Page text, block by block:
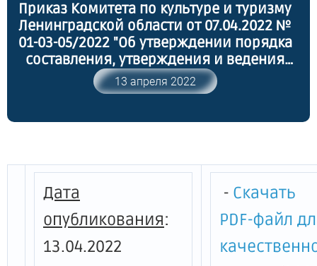
Приказ Комитета по культуре и туризму
Ленинградской области от 07.04.2022 №
01-03-05/2022 "Об утверждении порядка
составления, утверждения и ведения
бюджетных смет государственных
казенных учреждений,
культуре и туризму Ленинградской
приказа комитета по культуре
Ленинградской области от 21 июля 2009
13 апреля 2022
Дата
опубликования:
13.04.2022
- Скачать
PDF-файл